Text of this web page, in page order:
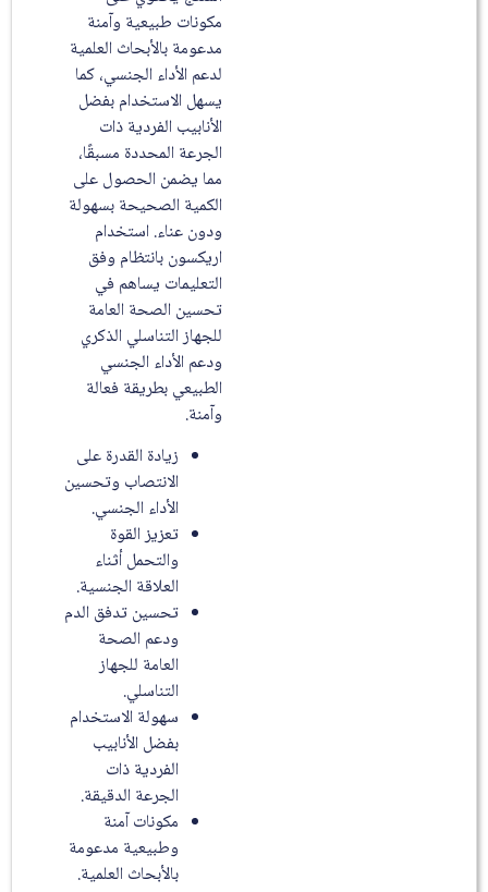
مكونات طبيعية وآمنة
مدعومة بالأبحاث العلمية
لدعم الأداء الجنسي، كما
يسهل الاستخدام بفضل
الأنابيب الفردية ذات
الجرعة المحددة مسبقًا،
مما يضمن الحصول على
الكمية الصحيحة بسهولة
ودون عناء. استخدام
اريكسون بانتظام وفق
التعليمات يساهم في
تحسين الصحة العامة
للجهاز التناسلي الذكري
ودعم الأداء الجنسي
الطبيعي بطريقة فعالة
وآمنة.
زيادة القدرة على
الانتصاب وتحسين
الأداء الجنسي.
تعزيز القوة
والتحمل أثناء
العلاقة الجنسية.
تحسين تدفق الدم
ودعم الصحة
العامة للجهاز
التناسلي.
سهولة الاستخدام
بفضل الأنابيب
الفردية ذات
الجرعة الدقيقة.
مكونات آمنة
وطبيعية مدعومة
بالأبحاث العلمية.